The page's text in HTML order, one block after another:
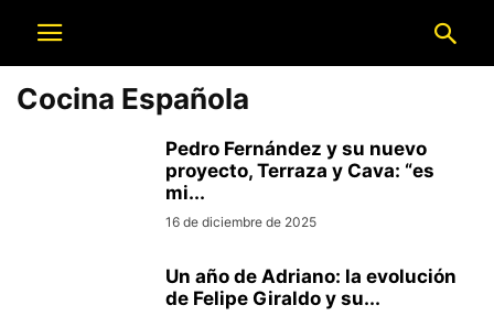
Cocina Española
Pedro Fernández y su nuevo
proyecto, Terraza y Cava: “es
mi...
16 de diciembre de 2025
Un año de Adriano: la evolución
de Felipe Giraldo y su...